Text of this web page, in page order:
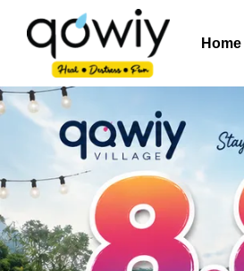
Home